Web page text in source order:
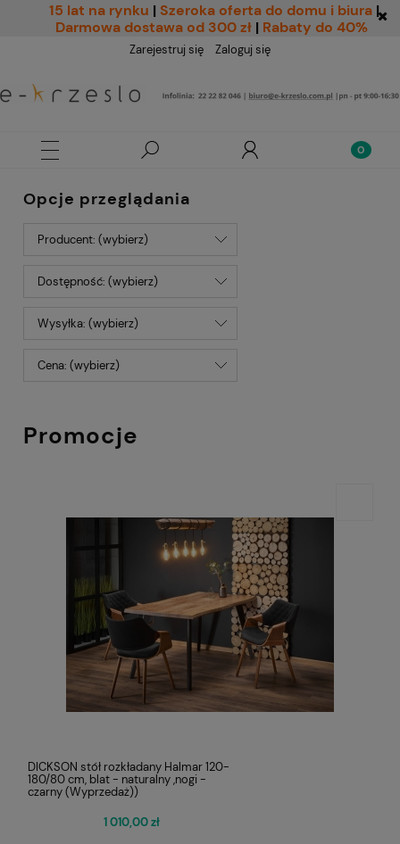
15 lat na rynku | Szeroka oferta do domu i biura |
Darmowa dostawa od 300 zł | Rabaty do 40%
Zarejestruj się Zaloguj się
Opcje przeglądania
Producent: (wybierz)
Dostępność: (wybierz)
Wysyłka: (wybierz)
Cena: (wybierz)
Promocje
DICKSON stół rozkładany Halmar 120-
180/80 cm, blat - naturalny ,nogi -
czarny (Wyprzedaż))
1 010,00 zł